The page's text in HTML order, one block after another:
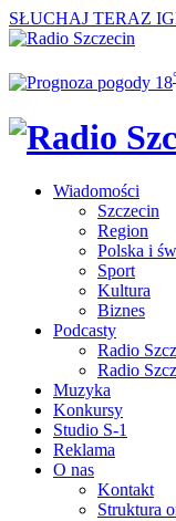
SŁUCHAJ TERAZ
18
Wiadomości
Szczecin
Region
Polska i
Sport
Kultura
Biznes
Podcasty
Radio
Radio
Muzyka
Konkursy
Studio S-1
Reklama
O nas
Kontakt
Struktura